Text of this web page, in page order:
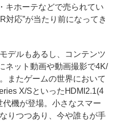
キホーテなどで売られてい
対応”が当たり前になってき
デルもあるし、コンテンツ
ネット動画や動画撮影で4K/
またゲームの世界において
X/SといったHDMI2.1(4
機が登場。小さなスマー
りつつあり、今や誰もが手